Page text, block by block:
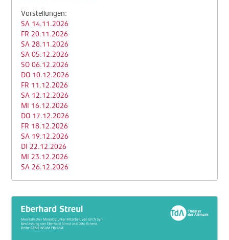
Vorstellungen:
SA 14.11.2026
FR 20.11.2026
SA 28.11.2026
SA 05.12.2026
SO 06.12.2026
DO 10.12.2026
FR 11.12.2026
SA 12.12.2026
MI 16.12.2026
DO 17.12.2026
FR 18.12.2026
SA 19.12.2026
DI 22.12.2026
MI 23.12.2026
SA 26.12.2026